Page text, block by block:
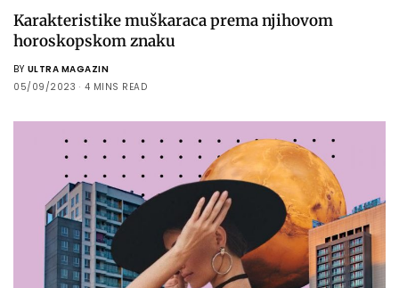
Karakteristike muškaraca prema njihovom
horoskopskom znaku
BY ULTRA MAGAZIN
05/09/2023
4 MINS READ